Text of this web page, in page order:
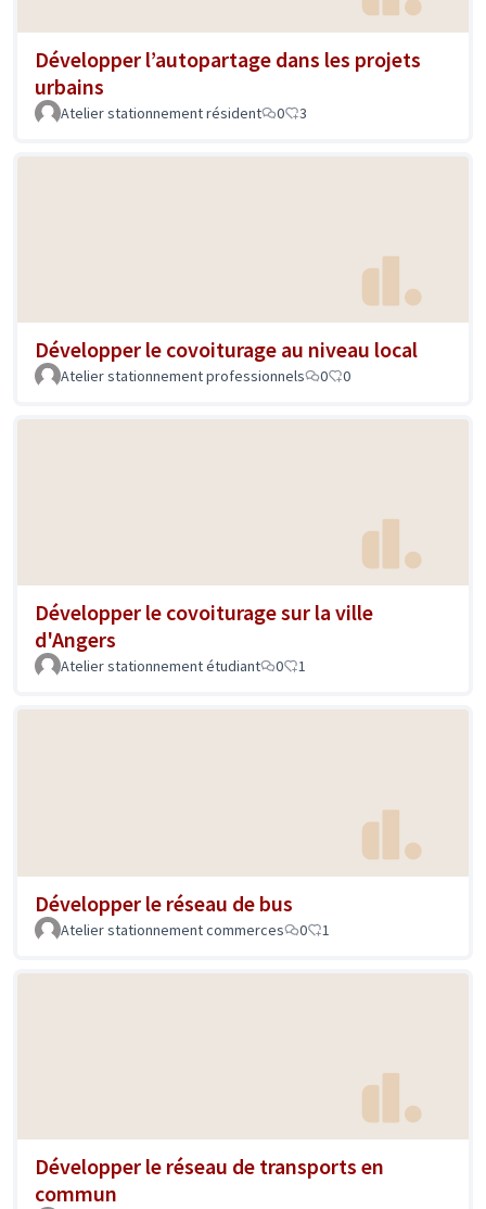
Développer l’autopartage dans les projets
urbains
Atelier stationnement résident 0 3
Développer le covoiturage au niveau local
Atelier stationnement professionnels 0 0
Développer le covoiturage sur la ville
d'Angers
Atelier stationnement étudiant 0 1
Développer le réseau de bus
Atelier stationnement commerces 0 1
Développer le réseau de transports en
commun